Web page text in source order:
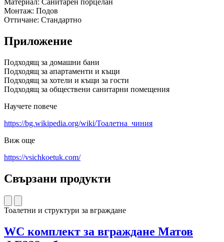
Материал: Санитарен порцелан
Монтаж: Подов
Оттичане: Стандартно
Приложение
Подходящ за домашни бани
Подходящ за апартаменти и къщи
Подходящ за хотели и къщи за гости
Подходящ за обществени санитарни помещения
Научете повече
https://bg.wikipedia.org/wiki/Тоалетна_чиния
Виж още
https://vsichkoetuk.com/
Свързани продукти
Тоалетни и структури за вграждане
WC комплект за вграждане Матов